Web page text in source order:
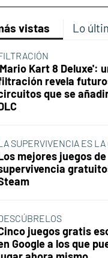
vistas Lo
Kart 8 Deluxe':
revela
que se
SUPERVIVENCIA ES LA
mejores juegos de
juegos gratis
Google a los que